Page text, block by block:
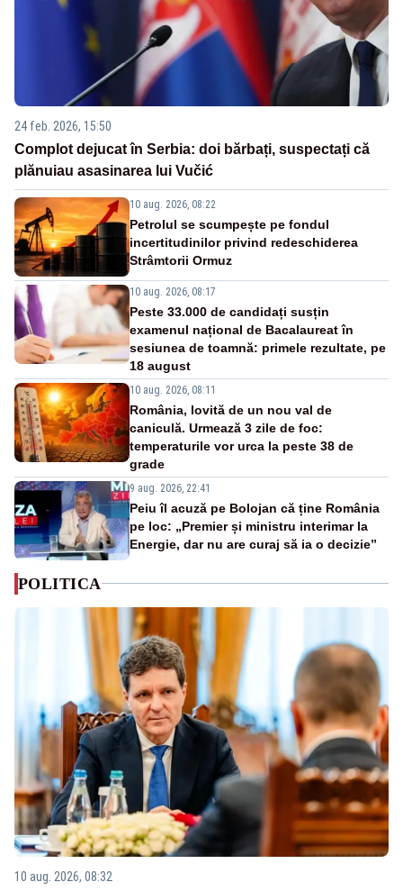
24 feb. 2026, 15:50
Complot dejucat în Serbia: doi bărbați, suspectați că
plănuiau asasinarea lui Vučić
10 aug. 2026, 08:22
Petrolul se scumpește pe fondul
incertitudinilor privind redeschiderea
Strâmtorii Ormuz
10 aug. 2026, 08:17
Peste 33.000 de candidați susțin
examenul național de Bacalaureat în
sesiunea de toamnă: primele rezultate, pe
18 august
10 aug. 2026, 08:11
România, lovită de un nou val de
caniculă. Urmează 3 zile de foc:
temperaturile vor urca la peste 38 de
grade
9 aug. 2026, 22:41
Peiu îl acuză pe Bolojan că ține România
pe loc: „Premier și ministru interimar la
Energie, dar nu are curaj să ia o decizie”
POLITICA
10 aug. 2026, 08:32